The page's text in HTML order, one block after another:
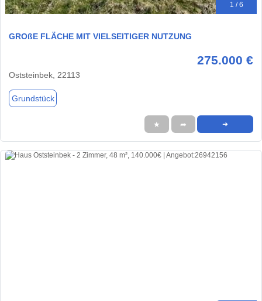
1 / 6
GROßE FLÄCHE MIT VIELSEITIGER NUTZUNG
275.000 €
Oststeinbek, 22113
Grundstück
★ ➦ ➜